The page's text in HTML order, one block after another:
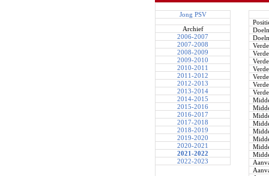
Jong PSV
Archief
2006-2007
2007-2008
2008-2009
2009-2010
2010-2011
2011-2012
2012-2013
2013-2014
2014-2015
2015-2016
2016-2017
2017-2018
2018-2019
2019-2020
2020-2021
2021-2022
2022-2023